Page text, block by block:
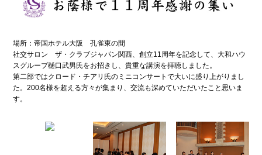
場所：帝国ホテル大阪 孔雀東の間
社交サロン ザ・クラブジャパン関西、創立11周年を記念して、大和ハウ
スグループ樋口武男氏をお招きし、貴重な講演を拝聴しました。
第二部ではクロード・チアリ氏のミニコンサートで大いに盛り上がりまし
た。200名様を超える方々が集まり、交流も深めていただいたこと思いま
す。